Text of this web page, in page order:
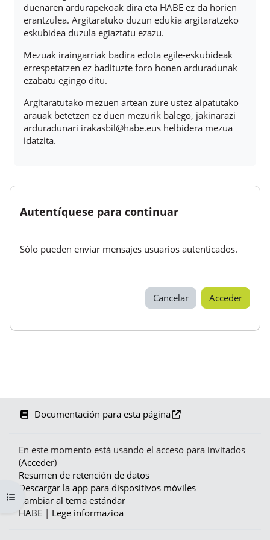
Abrir índice del curso
duenaren ardurapekoak dira eta HABE ez da horien
erantzulea. Argitaratuko duzun edukia argitaratzeko
eskubidea duzula egiaztatu ezazu.
Mezuak iraingarriak badira edota egile-eskubideak
errespetatzen ez badituzte foro honen arduradunak
ezabatu egingo ditu.
Argitaratutako mezuen artean zure ustez aipatutako
arauak betetzen ez duen mezurik balego, jakinarazi
arduradunari irakasbil@habe.eus helbidera mezua
idatzita.
Autentíquese para continuar
Sólo pueden enviar mensajes usuarios autenticados.
Cancelar Acceder
Documentación para esta página
En este momento está usando el acceso para invitados
(Acceder)
Resumen de retención de datos
Descargar la app para dispositivos móviles
Cambiar al tema estándar
HABE | Lege informazioa